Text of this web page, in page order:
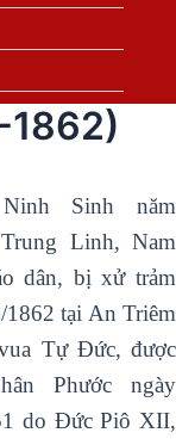
Sinh năm
Linh, Nam
dân, bị xử trảm
1862 tại An Triêm
Tự Ðức, được
Phước ngày
do Ðức Piô XII,